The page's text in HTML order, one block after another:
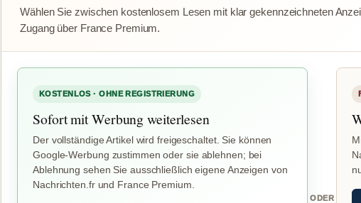
Wählen Sie zwischen kostenlosem Lesen mit klar gekennzeichneten
Zugang über France Premium.
KOSTENLOS · OHNE REGISTRIERUNG
Sofort mit Werbung weiterlesen
Der vollständige Artikel wird freigeschaltet. Sie können
Google-Werbung zustimmen oder sie ablehnen; bei
Ablehnung sehen Sie ausschließlich eigene Anzeigen von
Nachrichten.fr und France Premium.
ODER